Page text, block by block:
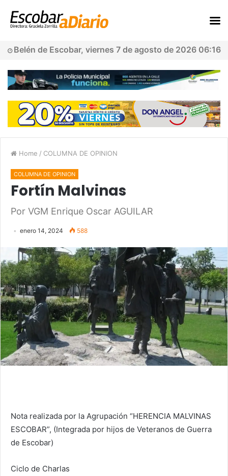
Belén de Escobar, viernes 7 de agosto de 2026 06:16
Home / COLUMNA DE OPINION
COLUMNA DE OPINION
Fortín Malvinas
Por VGM Enrique Oscar AGUILAR
enero 14, 2024 588
Nota realizada por la Agrupación “HERENCIA MALVINAS
ESCOBAR”, (Integrada por hijos de Veteranos de Guerra
de Escobar)
Ciclo de Charlas